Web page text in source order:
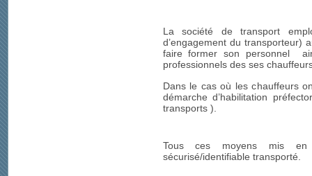
La société de transport
d’engagement du transporteur)
faire former son personnel
professionnels des ses
Dans le cas où les chauffeurs
démarche d’habilitation
transports ).
Tous ces moyens mis
sécurisé/identifiable transporté.